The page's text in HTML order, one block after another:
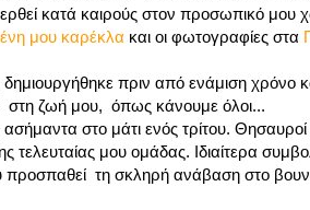
κατά καιρούς στον προσωπικό μου
μου καρέκλα και οι φωτογραφίες στα
πριν από ενάμιση χρόνο
ζωή μου, όπως κάνουμε όλοι...
στο μάτι ενός τρίτου. Θησαυροί
τελευταίας μου ομάδας. Ιδιαίτερα
προσπαθεί τη σκληρή ανάβαση στο